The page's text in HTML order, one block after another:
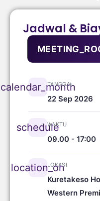
Jadwal &
calendar_month
TANGGAL
22 Sep 2026
schedule
WAKTU
09.00 - 17:00
location_on
LOKASI
Kuretakeso
Western